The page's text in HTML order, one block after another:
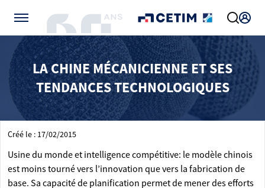
LA CHINE MÉCANICIENNE ET SES
TENDANCES TECHNOLOGIQUES
Créé le : 17/02/2015
Usine du monde et intelligence compétitive: le modèle chinois
est moins tourné vers l’innovation que vers la fabrication de
base. Sa capacité de planification permet de mener des efforts